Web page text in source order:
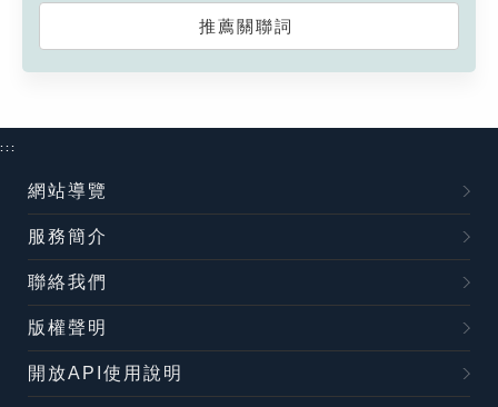
推薦關聯詞
:::
網站導覽
服務簡介
聯絡我們
版權聲明
開放API使用說明